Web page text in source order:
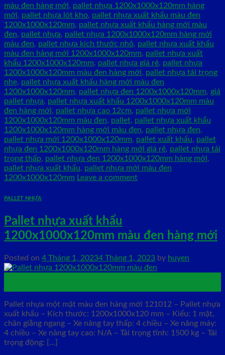
màu đen hàng mới, pallet nhựa 1200x1000x120mm hàng
mới, pallet nhựa lót kho, pallet nhựa xuất khẩu màu đen
1200x1000x120mm, pallet nhựa xuất khẩu hàng mới màu
đen, pallet nhựa, pallet nhựa 1200x1000x120mm hàng mới
màu đen, pallet nhựa kích thước nhỏ, pallet nhựa xuất khẩu
màu đen hàng mới 1200x1000x120mm, pallet nhựa xuất
khẩu 1200x1000x120mm, pallet nhựa giá rẻ, pallet nhựa
1200x1000x120mm màu đen hàng mới, pallet nhựa tải trọng
nhẹ, pallet nhựa xuất khẩu hàng mới màu đen
1200x1000x120mm, pallet nhựa đen 1200x1000x120mm, giá
pallet nhựa, pallet nhựa xuất khẩu 1200x1000x120mm màu
đen hàng mới, pallet nhựa cao 12cm, pallet nhựa mới
1200x1000x120mm màu đen, pallet, pallet nhựa xuất khẩu
1200x1000x120mm hàng mới màu đen, pallet nhựa đen,
pallet nhựa mới 1200x1000x120mm, pallet xuất khẩu, pallet
nhựa đen 1200x1000x120mm hàng mới giá rẻ, pallet nhựa tải
trọng thấp, pallet nhựa đen 1200x1000x120mm hàng mới,
pallet nhựa xuất khẩu, pallet nhựa mới màu đen
1200x1000x120mm Leave a comment
PALLET NHỰA
Pallet nhựa xuất khẩu
1200x1000x120mm màu đen hàng mới
Posted on 4 Tháng 1, 20234 Tháng 1, 2023 by huyen
Pallet nhựa một mặt màu đen hàng mới 121012 – Pallet nhựa
xuất khẩu – Kích thước: 1200x1000x120 mm – Kiểu: 1 mặt,
chân giằng ngang – Xe nâng tay thấp: 4 chiều – Xe nâng máy:
4 chiều – Xe nâng tay cao: N/A – Tải trọng tĩnh: 1500 kg – Tải
trọng động: […]